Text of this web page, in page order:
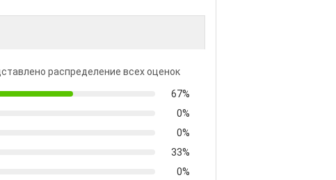
распределение всех оценок
67%
0%
0%
33%
0%